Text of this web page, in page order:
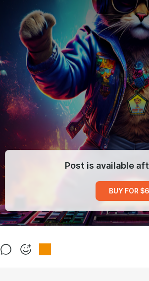
Post is available
BUY FOR